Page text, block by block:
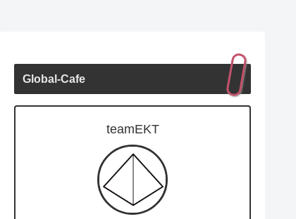
Global-Cafe
teamEKT